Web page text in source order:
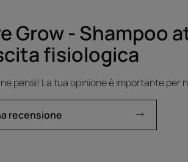
Grow - Shampoo
fisiologica
pensi! La tua opinione è importante per
recensione